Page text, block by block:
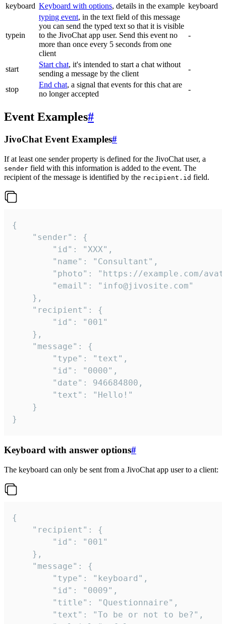
keyboard Keyboard with options, details in the example keyboard
typein
typing event, in the text field of this message
you can send the typed text so that it is visible
to the JivoChat app user. Send this event no
more than once every 5 seconds from one
client
-
start
Start chat, it's intended to start a chat without
sending a message by the client
-
stop
End chat, a signal that events for this chat are
no longer accepted
-
Event Examples#
JivoChat Event Examples#
If at least one sender property is defined for the JivoChat user, a
sender field with this information is added to the event. The
recipient of the message is identified by the recipient.id field.
{
}
Keyboard with answer options#
The keyboard can only be sent from a JivoChat app user to a client:
{